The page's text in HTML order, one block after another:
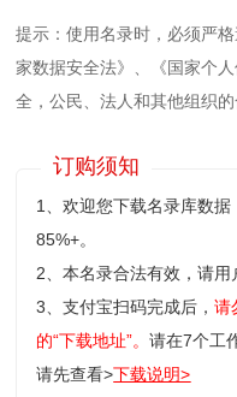
提示：使用名录时，必须严
家数据安全法》、《国家个
全，公民、法人和其他组织的
订购须知
1、欢迎您下载名录库数据
85%+。
2、本名录合法有效，请用
3、支付宝扫码完成后，请
的“下载地址”。请在7个工
请先查看>下载说明>